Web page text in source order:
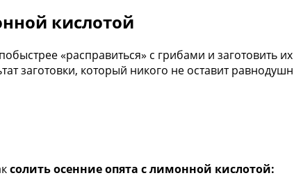
кислотой
«расправиться» с грибами и заготовить
заготовки, который никого не оставит
солить осенние опята с лимонной кислотой: